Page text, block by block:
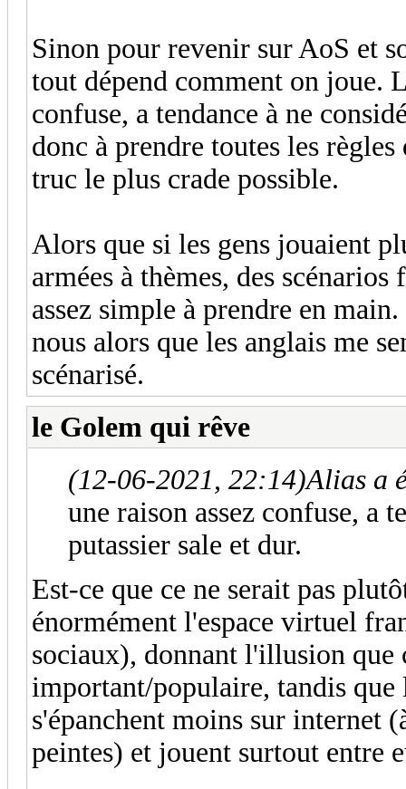
Sinon pour revenir sur AoS et
tout dépend comment on joue.
confuse, a tendance à ne
donc à prendre toutes les
truc le plus crade possible.
Alors que si les gens jouaient
armées à thèmes, des
assez simple à prendre en
nous alors que les anglais me
scénarisé.
le Golem qui rêve
(12-06-2021, 22:14)Alias a
une raison assez confuse, a
putassier sale et dur.
Est-ce que ce ne serait pas
énormément l'espace virtuel
sociaux), donnant l'illusion que
important/populaire, tandis que
s'épanchent moins sur internet
peintes) et jouent surtout entre